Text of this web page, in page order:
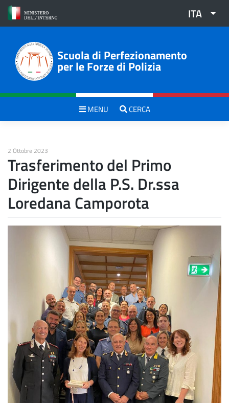
Skip
content
ITA
Scuola di Perfezionamento
per le Forze di Polizia
MENU CERCA
2 Ottobre 2023
Trasferimento del Primo
Dirigente della P.S. Dr.ssa
Loredana Camporota